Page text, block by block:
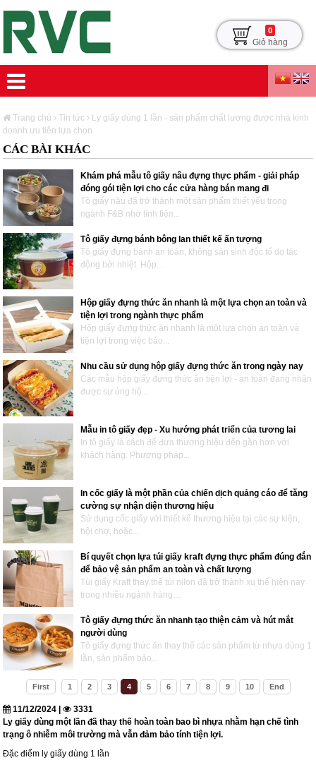
0
Giỏ hàng
Trang chủ Tin tức
Ly giấy dùng 1 lần - sản phẩm chất lượng được nhà kinh
doanh ưu tiên lựa chọn
CÁC BÀI KHÁC
Khám phá mẫu tô giấy nâu đựng thực phẩm - giải pháp
đóng gói tiện lợi cho các cửa hàng bán mang đi
Tô giấy nâu đã trở thành một sản phẩm thiết yếu trong
ngành F&B nhờ tính tiện...
Tô giấy đựng bánh bông lan thiết kế ấn tượng
Tô giấy đựng bánh an toàn, không sản sinh độc tố do tác
động bởi nhiệt. Hộp...
Hộp giấy đựng thức ăn nhanh là một lựa chọn an toàn và
tiện lợi trong ngành thực phẩm
Hộp giấy đựng thức ăn nhanh là một lựa chọn an toàn và
tiện lợi trong việc bảo...
Nhu cầu sử dụng hộp giấy đựng thức ăn trong ngày nay
Các mẫu hộp giấy đựng thức ăn tiện lợi - an toàn đang nhận
được sự ủng hộ...
Mẫu in tô giấy đẹp - Xu hướng phát triển của tương lai
In tô giấy là cách để đưa thương hiệu đến gần hơn với
khách hàng. Phương pháp...
In cốc giấy là một phần của chiến dịch quảng cáo để tăng
cường sự nhận diện thương hiệu
Sử dụng cốc giấy với thiết kế thương hiệu tại các sự kiện,
hội chợ, hoặc...
Bí quyết chọn lựa túi giấy kraft đựng thực phẩm đúng đắn
để bảo vệ sản phẩm an toàn và chất lượng
Túi giấy Kraft thay thế túi nilon đã trở thành xu thế hiện nay
trong nhiều ngành hàng....
Tô giấy đựng thức ăn nhanh tạo thiện cảm và hút mắt
người dùng
Tô giấy đựng thức ăn thay thế các sản phẩm từ nhựa dùng 1
lần, sản phẩm bảo...
First 1 2 3 4 5 6 7 8 9 10 End
11/12/2024 |
3331
Ly giấy dùng một lần đã thay thế hoàn toàn bao bì nhựa nhằm hạn chế tình
trạng ô nhiễm môi trường mà vẫn đảm bảo tính tiện lợi.
Đặc điểm ly giấy dùng 1 lần